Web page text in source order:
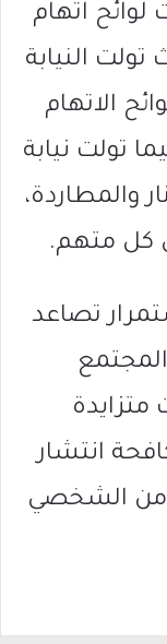
اتهام
النيابة
الاتهام
تولت نيابة
والمطاردة،
كل متهم.
تصاعد
متزايدة
انتشار
الشخصي